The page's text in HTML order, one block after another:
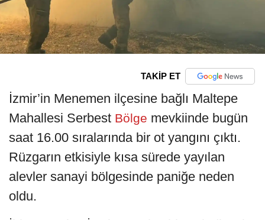
TAKİP ET
İzmir’in Menemen ilçesine bağlı Maltepe
Mahallesi Serbest Bölge mevkiinde bugün
saat 16.00 sıralarında bir ot yangını çıktı.
Rüzgarın etkisiyle kısa sürede yayılan
alevler sanayi bölgesinde paniğe neden
oldu.